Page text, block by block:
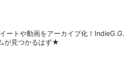
トや動画をアーカイブ化！
が見つかるはず★